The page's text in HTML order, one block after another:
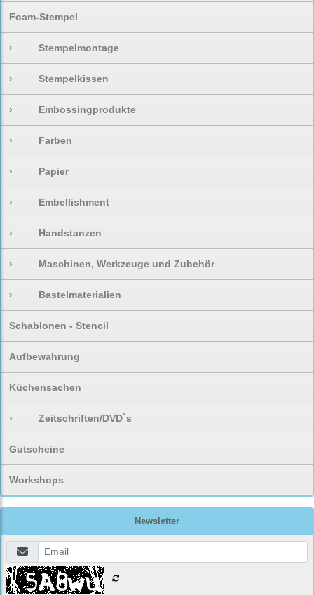
Foam-Stempel
› Stempelmontage
› Stempelkissen
› Embossingprodukte
› Farben
› Papier
› Embellishment
› Handstanzen
› Maschinen, Werkzeuge und Zubehör
› Bastelmaterialien
Schablonen - Stencil
Aufbewahrung
Küchensachen
› Zeitschriften/DVD`s
Gutscheine
Workshops
Newsletter